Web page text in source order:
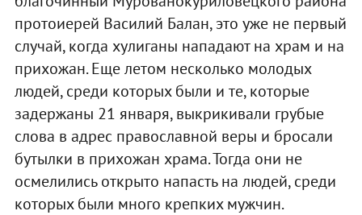
протоиерей Василий Балан, это уже не первый
случай, когда хулиганы нападают на храм и на
прихожан. Еще летом несколько молодых
людей, среди которых были и те, которые
задержаны 21 января, выкрикивали грубые
слова в адрес православной веры и бросали
бутылки в прихожан храма. Тогда они не
осмелились открыто напасть на людей, среди
которых были много крепких мужчин.